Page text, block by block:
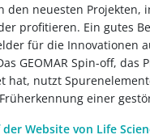
den neuesten Projekten,
profitieren. Ein gutes
für die Innovationen
GEOMAR Spin-off, das
hat, nutzt
einer
Website von Life